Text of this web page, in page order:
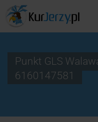
Punkt GLS
6160147581